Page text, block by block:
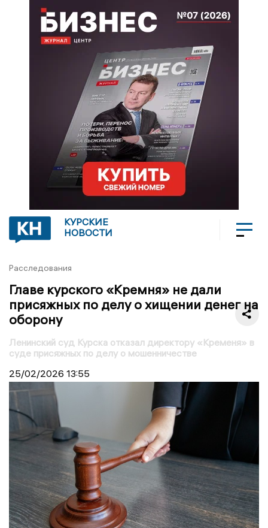
КУРСКИЕ
НОВОСТИ
Расследования
Главе курского «Кремня» не дали
присяжных по делу о хищении денег на
оборону
Ленинский суд Курска отказал директору «Кременя» в
суде присяжных по делу о мошенничестве
25/02/2026 13:55